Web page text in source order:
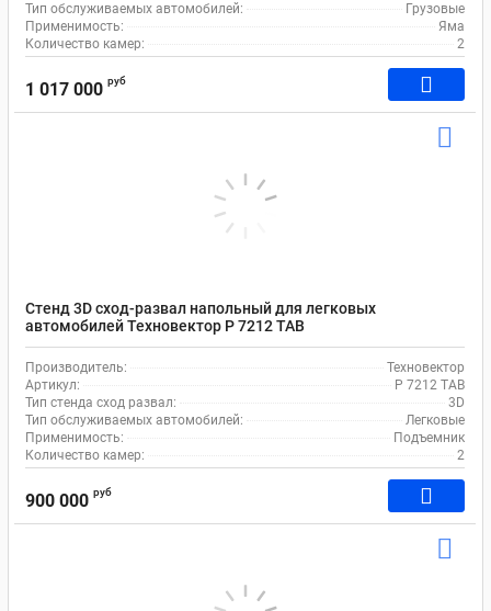
Тип обслуживаемых автомобилей:
Грузовые
Применимость:
Яма
Количество камер:
2
1 017 000 руб
Стенд 3D сход-развал напольный для легковых
автомобилей Техновектор P 7212 TAB
Производитель:
Техновектор
Артикул:
P 7212 TAB
Тип стенда сход развал:
3D
Тип обслуживаемых автомобилей:
Легковые
Применимость:
Подъемник
Количество камер:
2
900 000 руб